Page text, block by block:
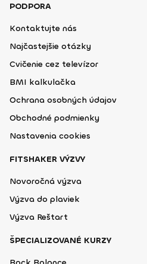
PODPORA
Kontaktujte nás
Najčastejšie otázky
Cvičenie cez televízor
BMI kalkulačka
Ochrana osobných údajov
Obchodné podmienky
Nastavenia cookies
FITSHAKER VÝZVY
Novoročná výzva
Výzva do plaviek
Výzva Reštart
ŠPECIALIZOVANÉ KURZY